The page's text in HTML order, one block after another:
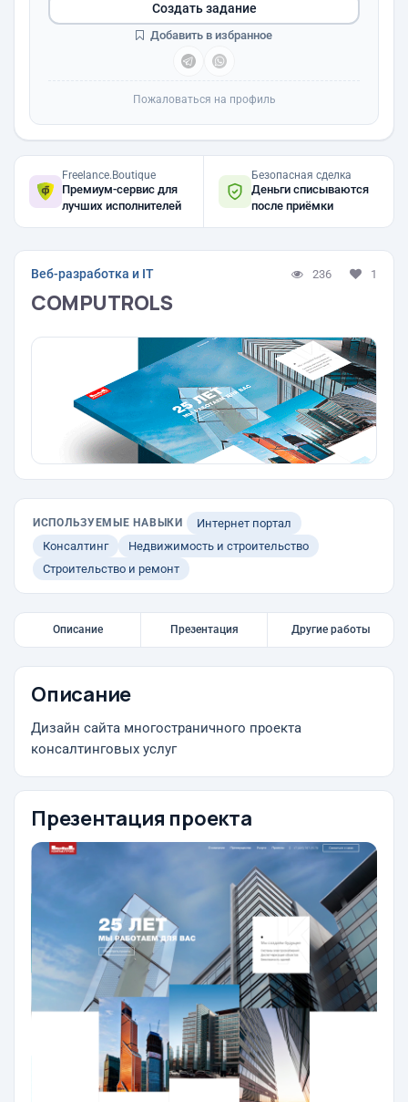
Создать задание
Добавить в избранное
Пожаловаться на профиль
Freelance.Boutique
Премиум-сервис для
лучших исполнителей
Безопасная сделка
Деньги списываются
после приёмки
Веб-разработка и IT 236 1
COMPUTROLS
ИСПОЛЬЗУЕМЫЕ НАВЫКИ
Интернет портал
Консалтинг
Недвижимость и строительство
Строительство и ремонт
Описание Презентация Другие работы
Описание
Дизайн сайта многостраничного проекта
консалтинговых услуг
Презентация проекта